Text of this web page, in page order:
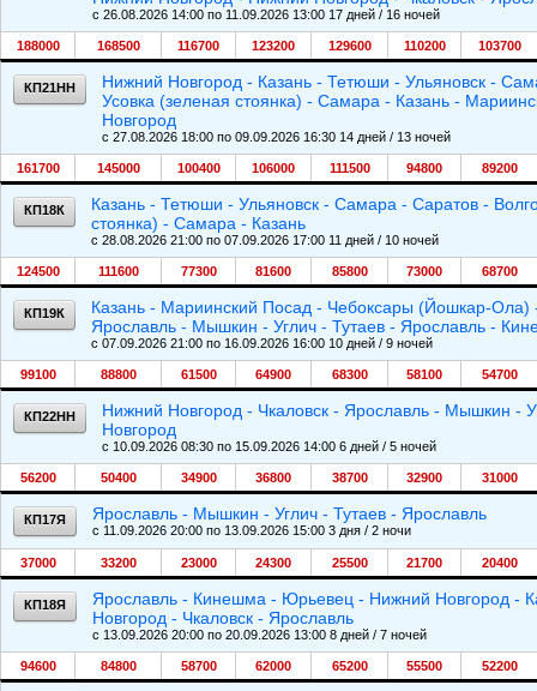
c 26.08.2026 14:00 по 11.09.2026 13:00 17 дней / 16 ночей
188000 168500 116700 123200 129600 110200 103700
КП21НН
Нижний Новгород - Казань - Тетюши - Ульяновск -
Усовка (зеленая стоянка) - Самара - Казань -
Новгород
c 27.08.2026 18:00 по 09.09.2026 16:30 14 дней / 13 ночей
161700 145000 100400 106000 111500 94800 89200
КП18К
Казань - Тетюши - Ульяновск - Самара - Саратов -
стоянка) - Самара - Казань
c 28.08.2026 21:00 по 07.09.2026 17:00 11 дней / 10 ночей
124500 111600 77300 81600 85800 73000 68700
КП19К
Казань - Мариинский Посад - Чебоксары (Йошкар-
Ярославль - Мышкин - Углич - Тутаев - Ярославль -
c 07.09.2026 21:00 по 16.09.2026 16:00 10 дней / 9 ночей
99100 88800 61500 64900 68300 58100 54700
КП22НН
Нижний Новгород - Чкаловск - Ярославль - Мышкин -
Новгород
c 10.09.2026 08:30 по 15.09.2026 14:00 6 дней / 5 ночей
56200 50400 34900 36800 38700 32900 31000
КП17Я Ярославль - Мышкин - Углич - Тутаев - Ярославль
c 11.09.2026 20:00 по 13.09.2026 15:00 3 дня / 2 ночи
37000 33200 23000 24300 25500 21700 20400
КП18Я
Ярославль - Кинешма - Юрьевец - Нижний Новгород -
Новгород - Чкаловск - Ярославль
c 13.09.2026 20:00 по 20.09.2026 13:00 8 дней / 7 ночей
94600 84800 58700 62000 65200 55500 52200